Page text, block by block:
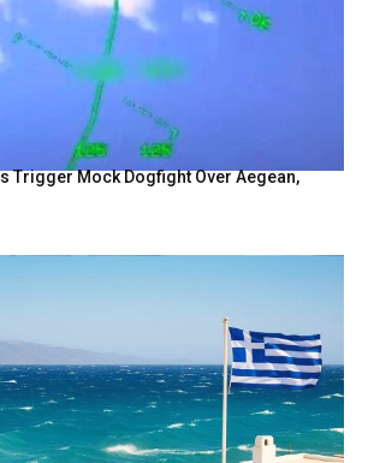
Trigger Mock Dogfight Over Aegean,